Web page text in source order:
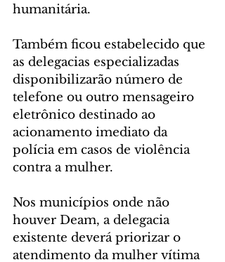
humanitária.
Também ficou estabelecido que
as delegacias especializadas
disponibilizarão número de
telefone ou outro mensageiro
eletrônico destinado ao
acionamento imediato da
polícia em casos de violência
contra a mulher.
Nos municípios onde não
houver Deam, a delegacia
existente deverá priorizar o
atendimento da mulher vítima